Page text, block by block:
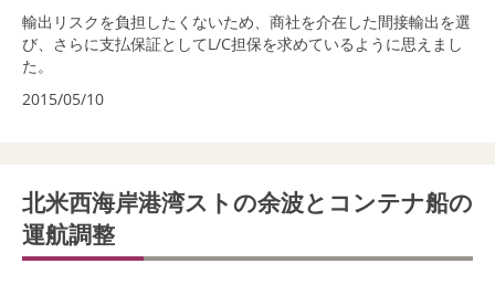
輸出リスクを負担したくないため、商社を介在した間接輸出を選
び、さらに支払保証としてL/C担保を求めているように思えまし
た。
2015/05/10
北米西海岸港湾ストの余波とコンテナ船の
運航調整